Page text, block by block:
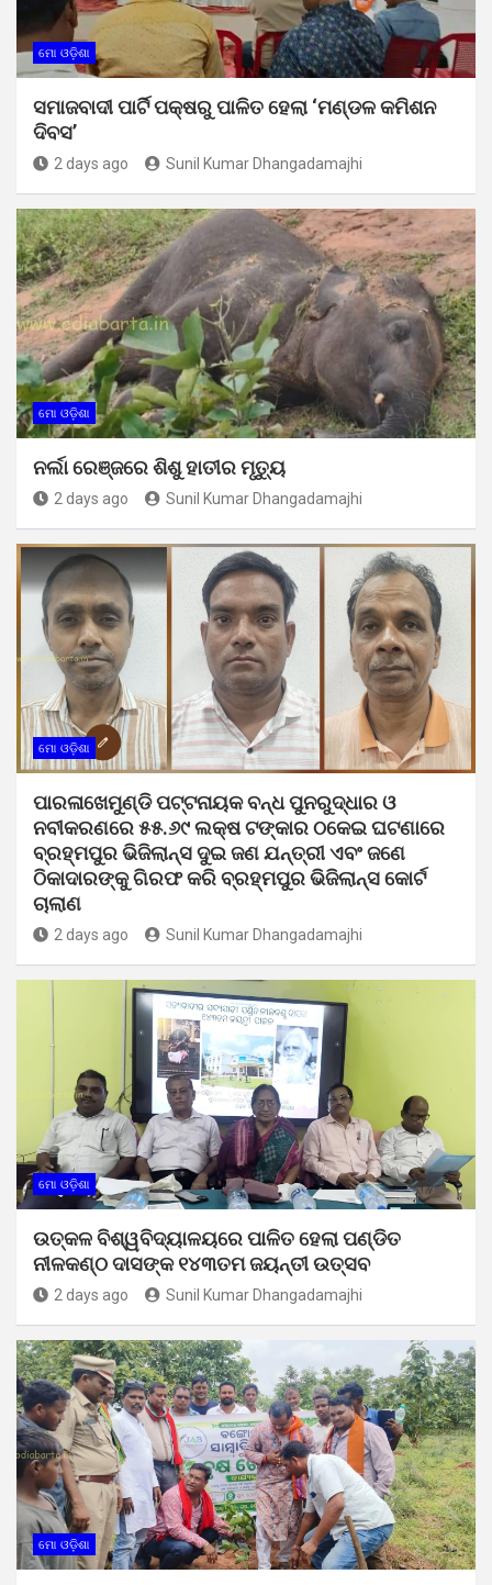
ମୋ ଓଡ଼ିଶା
ସମାଜବାଦୀ ପାର୍ଟି ପକ୍ଷରୁ ପାଳିତ ହେଲା ‘ମଣ୍ଡଳ କମିଶନ
ଦିବସ’
2 days ago Sunil Kumar Dhangadamajhi
ମୋ ଓଡ଼ିଶା
ନର୍ଲା ରେଞ୍ଜରେ ଶିଶୁ ହାତୀର ମୃତ୍ୟୁ
2 days ago Sunil Kumar Dhangadamajhi
ମୋ ଓଡ଼ିଶା
ପାରଳାଖେମୁଣ୍ଡି ପଟ୍ଟନାୟକ ବନ୍ଧ ପୁନରୁଦ୍ଧାର ଓ
ନବୀକରଣରେ ୫୫.୬୯ ଲକ୍ଷ ଟଙ୍କାର ଠକେଇ ଘଟଣାରେ
ବ୍ରହ୍ମପୁର ଭିଜିଲାନ୍ସ ଦୁଇ ଜଣ ଯନ୍ତ୍ରୀ ଏବଂ ଜଣେ
ଠିକାଦାରଙ୍କୁ ଗିରଫ କରି ବ୍ରହ୍ମପୁର ଭିଜିଲାନ୍ସ କୋର୍ଟ
ଚାଲାଣ
2 days ago Sunil Kumar Dhangadamajhi
ମୋ ଓଡ଼ିଶା
ଉତ୍କଳ ବିଶ୍ୱବିଦ୍ୟାଳୟରେ ପାଳିତ ହେଲା ପଣ୍ଡିତ
ନୀଳକଣ୍ଠ ଦାସଙ୍କ ୧୪୩ତମ ଜୟନ୍ତୀ ଉତ୍ସବ
2 days ago Sunil Kumar Dhangadamajhi
ମୋ ଓଡ଼ିଶା